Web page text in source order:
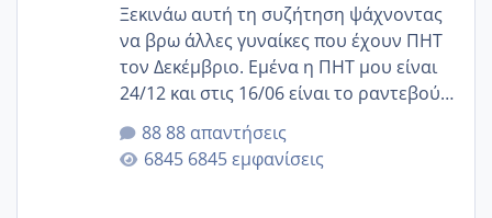
Ξεκινάω αυτή τη συζήτηση ψάχνοντας
να βρω άλλες γυναίκες που έχουν ΠΗΤ
τον Δεκέμβριο. Εμένα η ΠΗΤ μου είναι
24/12 και στις 16/06 είναι το ραντεβού
της αυχενικής διαφάνειας. Έχω αρκετό
άγχος και οι μέρες δεν φαίνεται να
περνάνε με τίποτα.
88 απαντήσεις
6845 εμφανίσεις